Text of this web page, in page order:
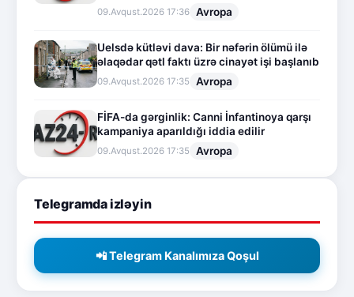
09.Avqust.2026 17:36 Avropa
Uelsdə kütləvi dava: Bir nəfərin ölümü ilə
əlaqədar qətl faktı üzrə cinayət işi başlanıb
09.Avqust.2026 17:35 Avropa
FİFA-da gərginlik: Canni İnfantinoya qarşı
kampaniya aparıldığı iddia edilir
09.Avqust.2026 17:35 Avropa
Telegramda izləyin
📲 Telegram Kanalımıza Qoşul